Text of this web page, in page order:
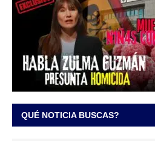
QUÉ NOTICIA BUSCAS?